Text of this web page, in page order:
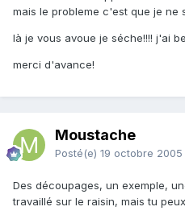
mais le probleme c'est que je ne
là je vous avoue je séche!!!! j'ai
merci d'avance!
Moustache
Posté(e) 19 octobre 2005
Des découpages, un exemple,
travaillé sur le raisin, mais tu